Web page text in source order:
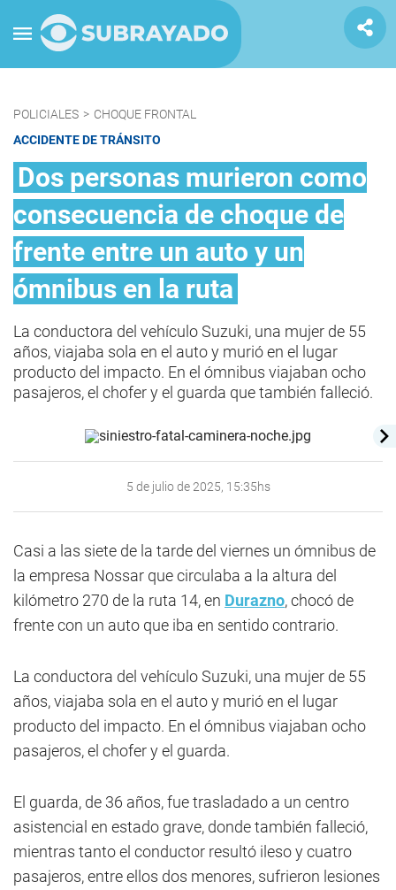
POLICIALES > CHOQUE FRONTAL
ACCIDENTE DE TRÁNSITO
Dos personas murieron como
consecuencia de choque de
frente entre un auto y un
ómnibus en la ruta
La conductora del vehículo Suzuki, una mujer de 55
años, viajaba sola en el auto y murió en el lugar
producto del impacto. En el ómnibus viajaban ocho
pasajeros, el chofer y el guarda que también falleció.
5 de julio de 2025, 15:35hs
Casi a las siete de la tarde del viernes un ómnibus de
la empresa Nossar que circulaba a la altura del
kilómetro 270 de la ruta 14, en Durazno, chocó de
frente con un auto que iba en sentido contrario.
La conductora del vehículo Suzuki, una mujer de 55
años, viajaba sola en el auto y murió en el lugar
producto del impacto. En el ómnibus viajaban ocho
pasajeros, el chofer y el guarda.
El guarda, de 36 años, fue trasladado a un centro
asistencial en estado grave, donde también falleció,
mientras tanto el conductor resultó ileso y cuatro
pasajeros, entre ellos dos menores, sufrieron lesiones